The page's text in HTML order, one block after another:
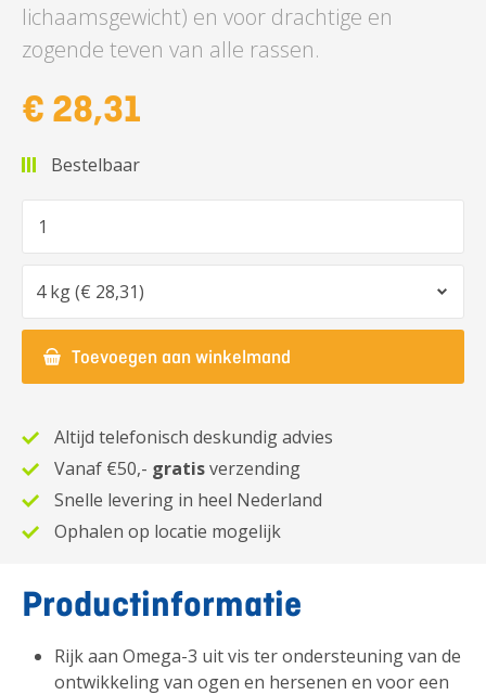
lichaamsgewicht) en voor drachtige en
zogende teven van alle rassen.
€ 28,31
Bestelbaar
Toevoegen aan winkelmand
Altijd telefonisch deskundig advies
Vanaf €50,- gratisverzending
Snelle levering in heel Nederland
Ophalen op locatie mogelijk
Productinformatie
Rijk aan Omega-3 uit vis ter ondersteuning van de
ontwikkeling van ogen en hersenen en voor een